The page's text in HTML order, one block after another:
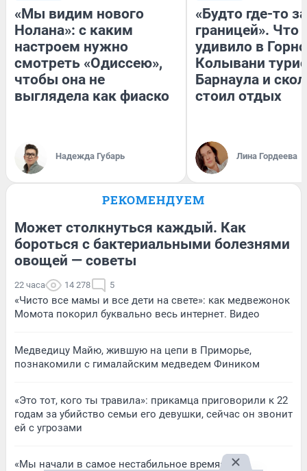
«Мы видим нового
Нолана»: с каким
настроем нужно
смотреть «Одиссею»,
чтобы она не
выглядела как фиаско
Надежда Губарь
«Будто где-то за
границей». Что
удивило в
Колывани
Барнаула и
стоил отдых
Лина Гордеева
РЕКОМЕНДУЕМ
Может столкнуться каждый. Как
бороться с бактериальными болезнями
овощей — советы
22 часа 14 278 5
«Чисто все мамы и все дети на свете»: как медвежонок
Момота покорил буквально весь интернет. Видео
Медведицу Майю, жившую на цепи в Приморье,
познакомили с гималайским медведем Фиником
«Это тот, кого ты травила»: прикамца приговорили к 22
годам за убийство семьи его девушки, сейчас он звонит
ей с угрозами
«Мы начали в самое нестабильное время»: как